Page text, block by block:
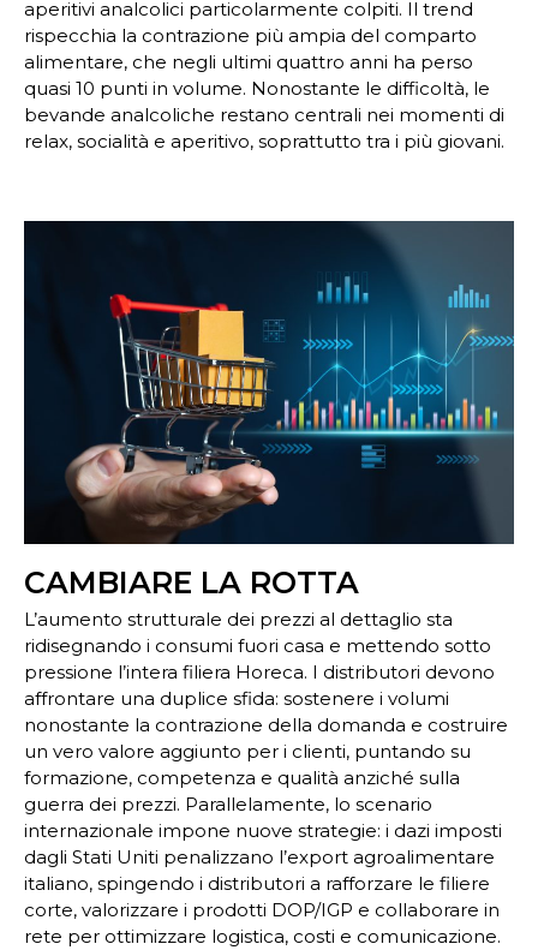
aperitivi analcolici particolarmente colpiti. Il trend
rispecchia la contrazione più ampia del comparto
alimentare, che negli ultimi quattro anni ha perso
quasi 10 punti in volume. Nonostante le difficoltà, le
bevande analcoliche restano centrali nei momenti di
relax, socialità e aperitivo, soprattutto tra i più giovani.
CAMBIARE LA ROTTA
L’aumento strutturale dei prezzi al dettaglio sta
ridisegnando i consumi fuori casa e mettendo sotto
pressione l’intera filiera Horeca. I distributori devono
affrontare una duplice sfida: sostenere i volumi
nonostante la contrazione della domanda e costruire
un vero valore aggiunto per i clienti, puntando su
formazione, competenza e qualità anziché sulla
guerra dei prezzi. Parallelamente, lo scenario
internazionale impone nuove strategie: i dazi imposti
dagli Stati Uniti penalizzano l’export agroalimentare
italiano, spingendo i distributori a rafforzare le filiere
corte, valorizzare i prodotti DOP/IGP e collaborare in
rete per ottimizzare logistica, costi e comunicazione.